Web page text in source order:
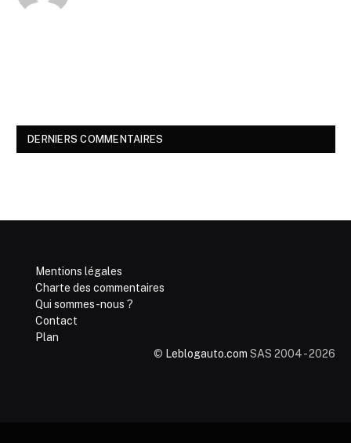
DERNIERS COMMENTAIRES
Mentions légales
Charte des commentaires
Qui sommes-nous ?
Contact
Plan
© Leblogauto.com SAS 2004 - 2026